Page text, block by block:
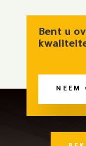
Bent u
NEEM